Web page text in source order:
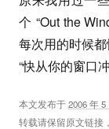
个 “Out the
每次用的时候
“快从你的窗口
本文发布于2006 年 5
转载请保留原文链接